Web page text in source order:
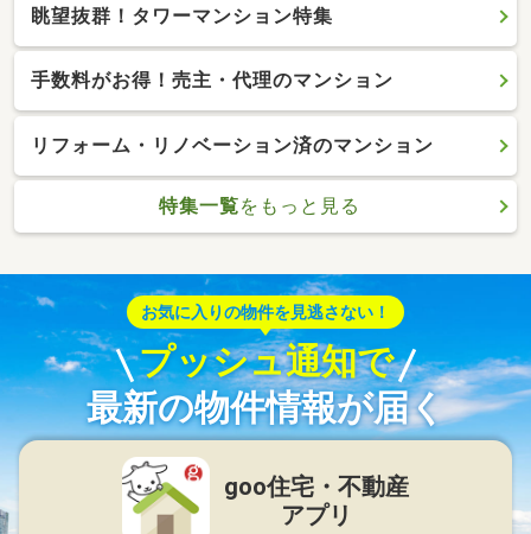
眺望抜群！タワーマンション特集
手数料がお得！売主・代理のマンション
リフォーム・リノベーション済のマンション
特集一覧をもっと見る
お気に入りの物件を見逃さない！
プッシュ通知で
最新の物件情報が届く
goo住宅・不動産
アプリ